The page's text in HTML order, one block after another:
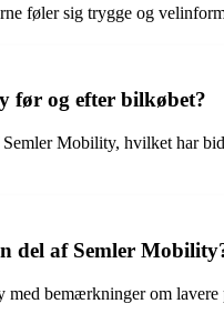
føler sig trygge og
før og efter bilkøbet?
Mobility, hvilket har
del af Semler
bemærkninger om